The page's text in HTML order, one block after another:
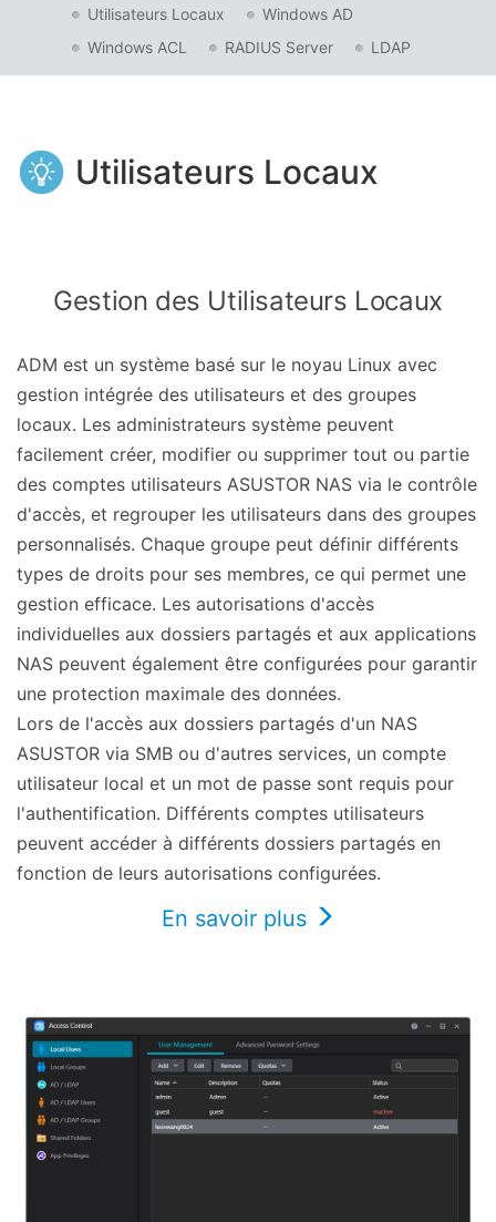
Utilisateurs Locaux
Windows AD
Windows ACL
RADIUS Server LDAP
Utilisateurs Locaux
Gestion des Utilisateurs Locaux
ADM est un système basé sur le noyau Linux avec
gestion intégrée des utilisateurs et des groupes
locaux. Les administrateurs système peuvent
facilement créer, modifier ou supprimer tout ou partie
des comptes utilisateurs ASUSTOR NAS via le contrôle
d'accès, et regrouper les utilisateurs dans des groupes
personnalisés. Chaque groupe peut définir différents
types de droits pour ses membres, ce qui permet une
gestion efficace. Les autorisations d'accès
individuelles aux dossiers partagés et aux applications
NAS peuvent également être configurées pour garantir
une protection maximale des données.
Lors de l'accès aux dossiers partagés d'un NAS
ASUSTOR via SMB ou d'autres services, un compte
utilisateur local et un mot de passe sont requis pour
l'authentification. Différents comptes utilisateurs
peuvent accéder à différents dossiers partagés en
fonction de leurs autorisations configurées.
En savoir plus